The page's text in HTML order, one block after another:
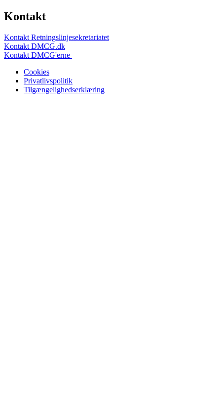
Kontakt
Kontakt Retningslinjesekretariatet
Kontakt DMCG.dk
Kontakt DMCG'erne
Cookies
Privatlivspolitik
Tilgængelighedserklæring